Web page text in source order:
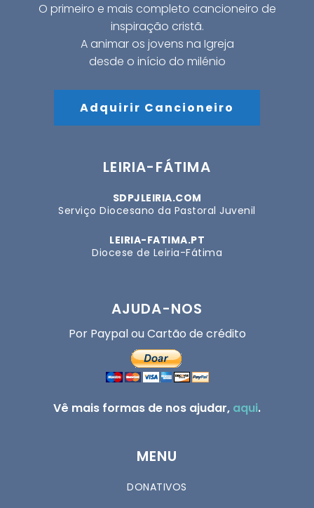
O primeiro e mais completo cancioneiro de
inspiração cristã.
A animar os jovens na Igreja
desde o início do milénio
Adquirir Cancioneiro
LEIRIA-FÁTIMA
SDPJLEIRIA.COM
Serviço Diocesano da Pastoral Juvenil
LEIRIA-FATIMA.PT
Diocese de Leiria-Fátima
AJUDA-NOS
Por Paypal ou Cartão de crédito
Vê mais formas de nos ajudar, aqui.
MENU
DONATIVOS